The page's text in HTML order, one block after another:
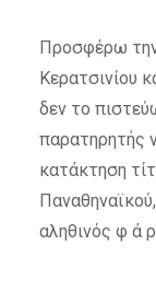
Προσφέρω
Κερατσινίου
δεν το
παρατηρητής
κατάκτηση
αληθινός φ ά